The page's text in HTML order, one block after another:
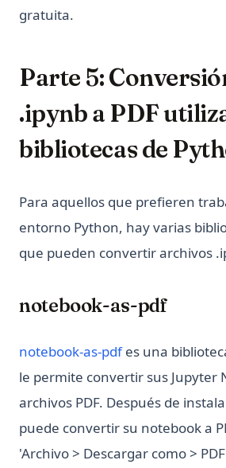
gratuita.
Parte 5:
.ipynb a PDF
bibliotecas de
Para aquellos que prefieren
entorno Python, hay varias
que pueden convertir archivos
notebook-as-pdf
notebook-as-pdf(opens in a new
es una
le permite convertir sus Jupyter
archivos PDF. Después de
puede convertir su notebook a
'Archivo > Descargar como >